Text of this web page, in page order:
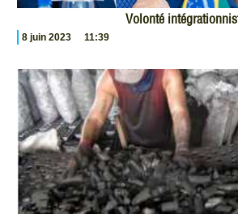
Volonté
8 juin 2023 11:39